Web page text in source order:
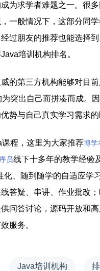
为求学者难题之一。很
一般情况下，这部分同
过朋友的推荐也能选择
培训机构排名。
第三方机构能够对目前
突出自己而拼凑而成。
势与自己真实学习需求
程，这里为大家推荐博学
员线下十多年的教学经验
化、随到随学的自适应学
答疑、串讲、作业批改
问答讨论，源码开放和
服务。
Java培训机构